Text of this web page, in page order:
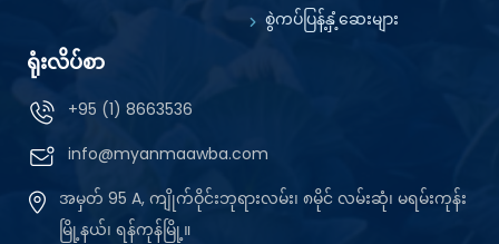
စွဲကပ်ပြန့်နှံ့ဆေးများ
ရုံးလိပ်စာ
+95 (1) 8663536
info@myanmaawba.com
အမှတ် 95 A, ကျိုက်ဝိုင်းဘုရားလမ်း၊ ၈မိုင် လမ်းဆုံ၊ မရမ်းကုန်း
မြို့နယ်၊ ရန်ကုန်မြို့။